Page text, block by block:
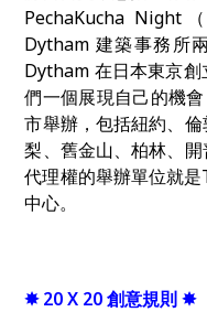
PechaKucha Night
Dytham 建築事務所
Dytham 在日本東京
們一個展現自己的機
市舉辦，包括紐約、
梨、舊金山、柏林、
代理權的舉辦單位就是
中心。
✸ 20 X 20 創意規則 ✸